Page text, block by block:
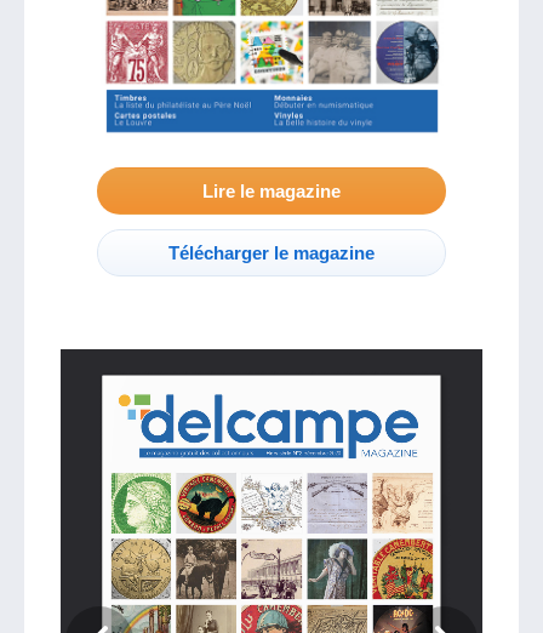
Lire le magazine
Télécharger le magazine